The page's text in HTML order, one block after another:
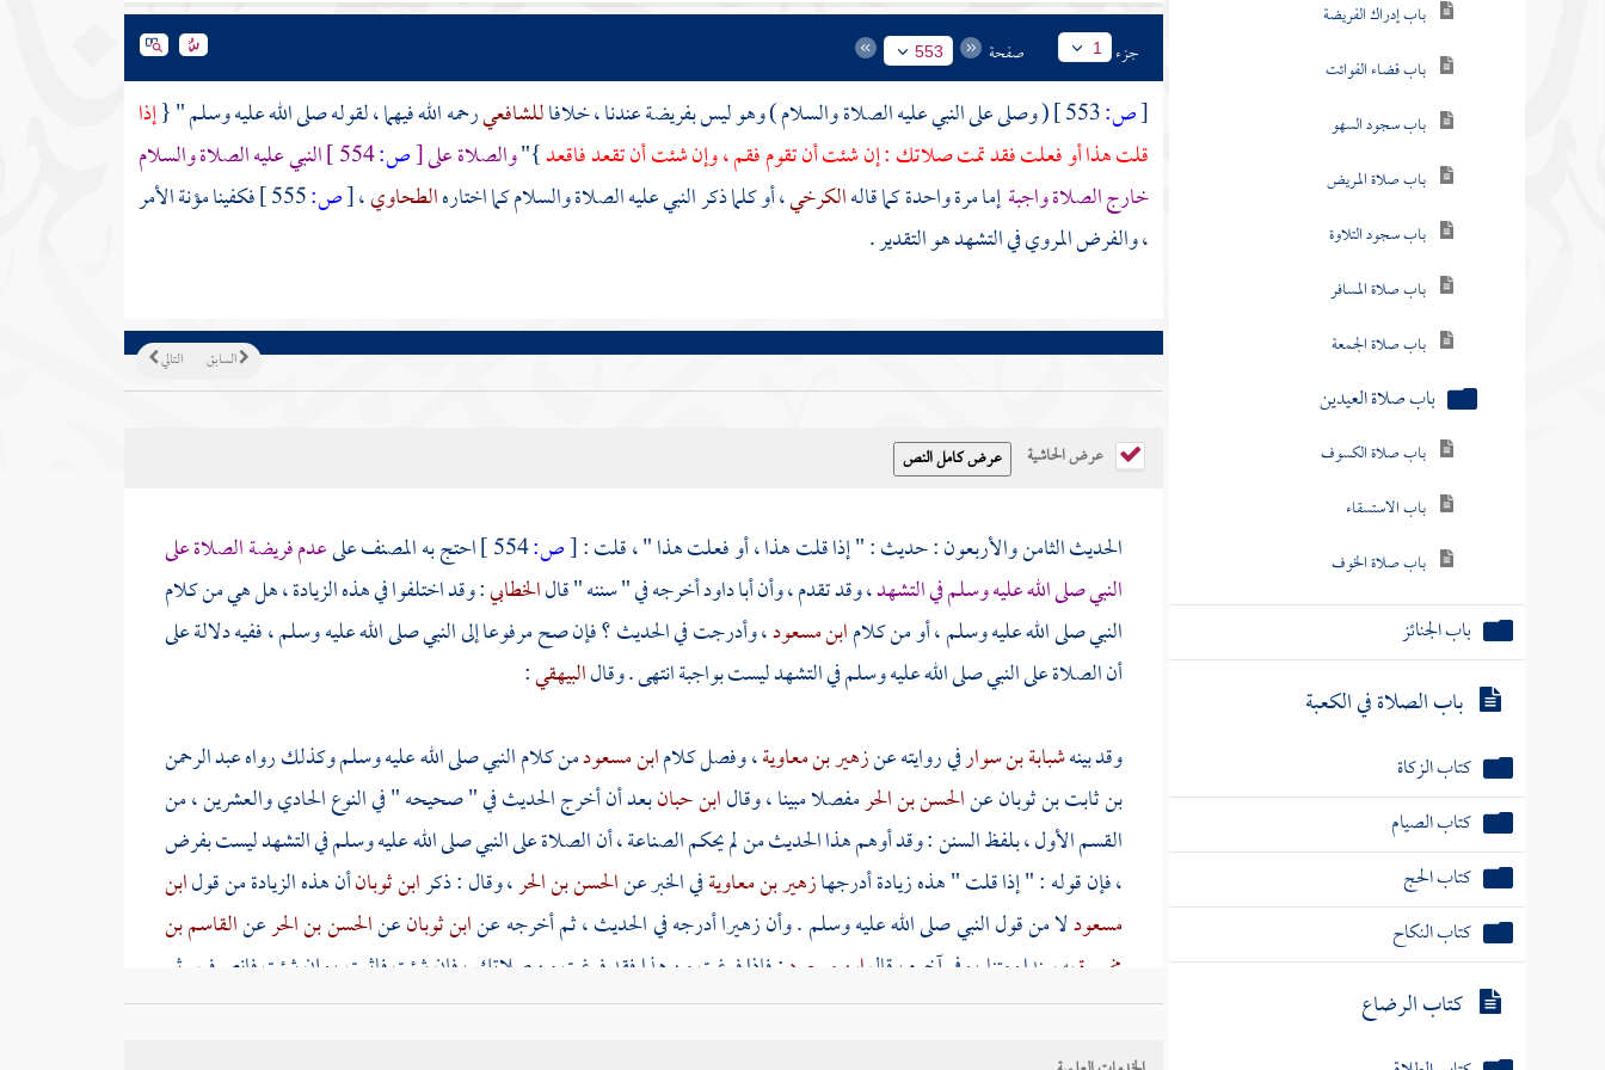
باب الجنائز
كتاب الصيام
كتاب الحج
كتاب النكاح
جزء 1 صفحة 553
[ص: ( وصلى على النبي عليه الصلاة والسلام ) وهو ليس بفريضة عندنا ، خلافاللشافعيرحمه الله فيهما ، لقوله صلى الله عليه وسلم " {إذا
قلت هذا أو فعلت فقد تمت صلاتك : إن شئت أن تقوم فقم ، وإن شئت أن تقعد فاقعد}"والصلاة على[ص:554 ]
النبي عليه الصلاة والسلام
خارج الصلاة واجبةإما مرة واحدة كما قالهالكرخي، أو كلما ذكر النبي عليه الصلاة والسلام كما اختارهالطحاوي،[ص:
فكفينا مؤنة الأمر
، والفرض المروي في التشهد هو التقدير .
التالي السابق
عرض الحاشية
الحديث الثامن والأربعون : حديث : " إذا قلت هذا ، أو فعلت هذا " ، قلت :[ص:554 ] احتج بهالمصنفعلىعدم فريضة الصلاة على
النبي صلى الله عليه وسلم في التشهد، وقد تقدم ، وأنأبا داودأخرجه في " سننه " قالالخطابي: وقد اختلفوا في هذه الزيادة ، هل هي من كلام
النبي صلى الله عليه وسلم ، أو من كلامابن مسعود، وأدرجت في الحديث ؟ فإن صح مرفوعا إلى النبي صلى الله عليه وسلم ، ففيه دلالة على
أن الصلاة على النبي صلى الله عليه وسلم في التشهد ليست بواجبة انتهى . وقالالبيهقي:
وقد بينهشبابة بن سوارفي روايته عنزهير بن معاوية، وفصل كلامابن مسعودمن كلام النبي صلى الله عليه وسلم وكذلك رواهعبد الرحمن
بن ثابت بن ثوبانعنالحسن بن الحرمفصلا مبينا ، وقالابن حبانبعد أن أخرج الحديث في " صحيحه " في النوع الحادي والعشرين ، من
القسم الأول ، بلفظ السنن : وقد أوهم هذا الحديث من لم يحكم الصناعة ، أن الصلاة على النبي صلى الله عليه وسلم في التشهد ليست بفرض
، فإن قوله : " إذا قلت " هذه زيادة أدرجهازهير بن معاويةفي الخبر عنالحسن بن الحر، وقال : ذكرابن ثوبانأن هذه الزيادة من قولابن
مسعودلا من قول النبي صلى الله عليه وسلم . وأنزهيراأدرجه في الحديث ، ثم أخرجه عنابن ثوبانعنالحسن بن الحرعنالقاسم بن
مخيمرةبه سندا ومتنا ، وفي آخره ، قالابن مسعود: فإذا فرغت من هذا فقد فرغت من صلاتك ، فإن شئت فاثبت ، وإن شئت فانصرف . ثم
أخرجه عنحسين بن علي الجعفيعنالحسين بن الحربه ، وفي آخره ، قالالحسن: وزادنيمحمد بن أبانبهذا الإسناد ، قال : فإذا قلت هذا ،
فإن شئت فقم ، قال :